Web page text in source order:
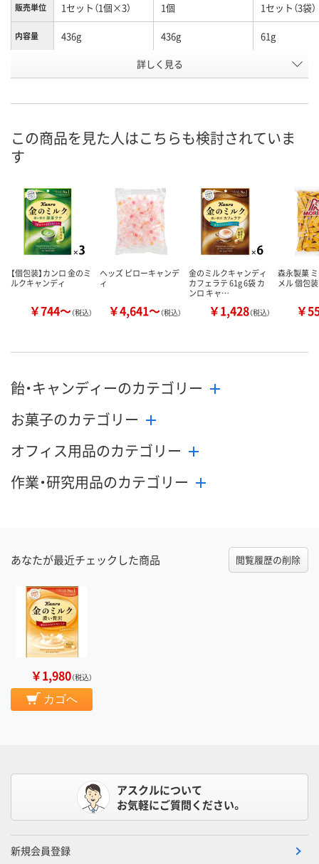
販売単位 1セット（1個×3） 1個 1セット（3袋）
内容量 436g 436g 61g
抹茶ラテ味 抹茶ミルク
号
お届け日
数量
カゴへ
数量
カゴへ カ
詳しく見る
この商品を見た人はこちらも検討されていま
す
【個包装】カンロ 金のミ
ルクキャンディ
￥744～（税込）
ヘッズ ピローキャンデ
ィ
￥4,641～（税込）
金のミルクキャンディ
カフェラテ 61g 6袋 カ
ンロ キャ…
￥1,428（税込）
森永製菓
メル 個包装
￥
飴・キャンディーのカテゴリー
お菓子のカテゴリー
オフィス用品のカテゴリー
作業・研究用品のカテゴリー
あなたが最近チェックした商品 閲覧履歴の削除
￥1,980（税込）
カゴへ
アスクルについて
お気軽にご質問ください。
新規会員登録